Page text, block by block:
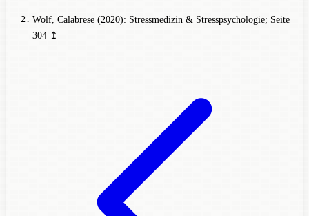
Wolf, Calabrese (2020): Stressmedizin & Stresspsychologie; Seite
304 ↥